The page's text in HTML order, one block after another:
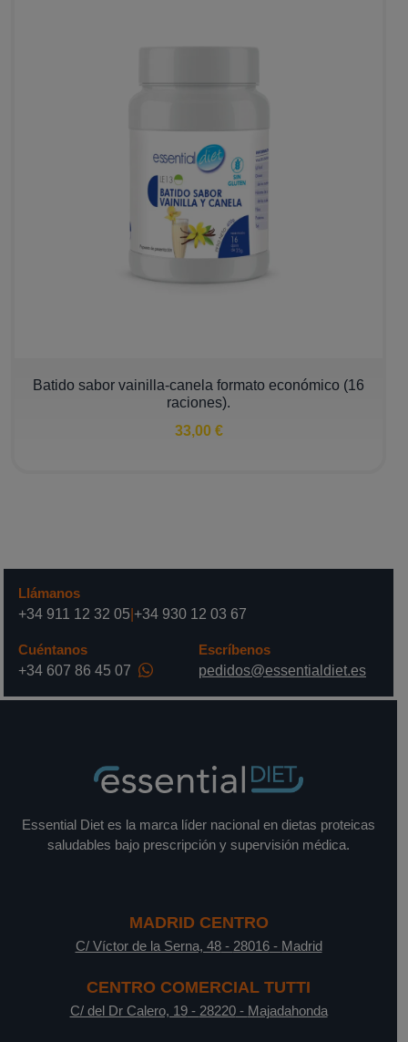
Batido sabor vainilla-canela formato económico (16
raciones).
33,00 €
Llámanos
+34 911 12 32 05 +34 930 12 03 67
Cuéntanos
+34 607 86 45 07
Escríbenos
pedidos@essentialdiet.es
Essential Diet es la marca líder nacional en dietas proteicas
saludables bajo prescripción y supervisión médica.
MADRID CENTRO
C/ Víctor de la Serna, 48- 28016- Madrid
CENTRO COMERCIAL TUTTI
C/ del Dr Calero, 19- 28220- Majadahonda